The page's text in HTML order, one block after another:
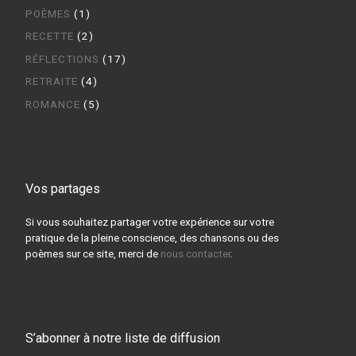
POÈMES (1)
RECETTE (2)
RÉFLECTIONS (17)
RETRAITE (4)
ROMANCE (5)
Vos partages
Si vous souhaitez partager votre expérience sur votre
pratique de la pleine conscience, des chansons ou des
poèmes sur ce site, merci de nous contacter.
S’abonner à notre liste de diffusion